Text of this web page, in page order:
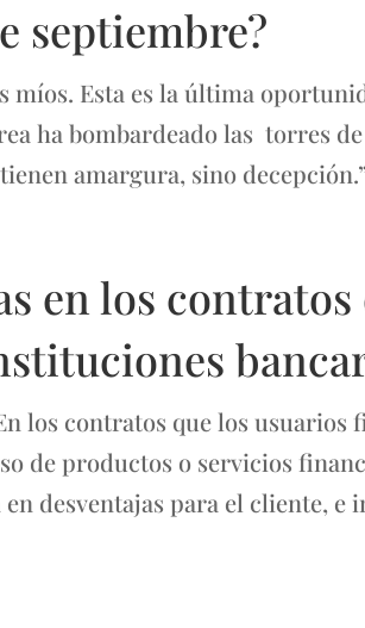
septiembre?
Esta es la última
ha bombardeado las torres
amargura, sino
en los contratos
los contratos que los usuarios
de productos o servicios
desventajas para el cliente, e